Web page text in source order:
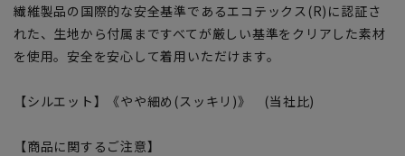
繊維製品の国際的な安全基準であるエコテックス(R)に認証さ
れた、生地から付属まですべてが厳しい基準をクリアした素材
を使用。安全を安心して着用いただけます。
【シルエット】《やや細め(スッキリ)》 (当社比)
【商品に関するご注意】